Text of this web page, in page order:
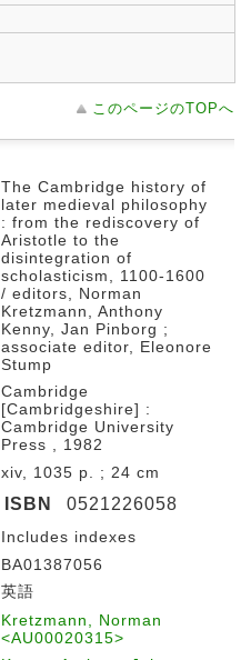
このページのTOPへ
The Cambridge history of
later medieval philosophy
: from the rediscovery of
Aristotle to the
disintegration of
scholasticism, 1100-1600
/ editors, Norman
Kretzmann, Anthony
Kenny, Jan Pinborg ;
associate editor, Eleonore
Stump
Cambridge
[Cambridgeshire] :
Cambridge University
Press , 1982
xiv, 1035 p. ; 24 cm
ISBN 0521226058
Includes indexes
BA01387056
英語
Kretzmann, Norman
<AU00020315>